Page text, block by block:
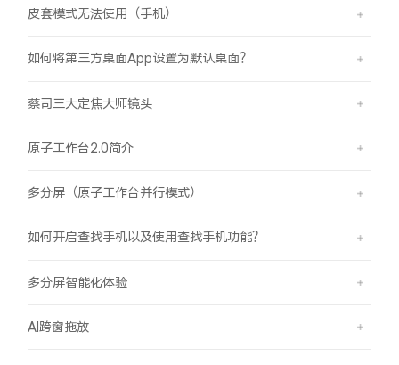
皮套模式无法使用（手机）
如何将第三方桌面App设置为默认桌面？
蔡司三大定焦大师镜头
原子工作台2.0简介
多分屏（原子工作台并行模式）
如何开启查找手机以及使用查找手机功能？
多分屏智能化体验
AI跨窗拖放